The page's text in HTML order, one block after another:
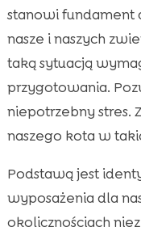
stanowi fundament
nasze i naszych
taką sytuacją
przygotowania.
niepotrzebny stres.
naszego kota w
Podstawą jest
wyposażenia dla
okolicznościach